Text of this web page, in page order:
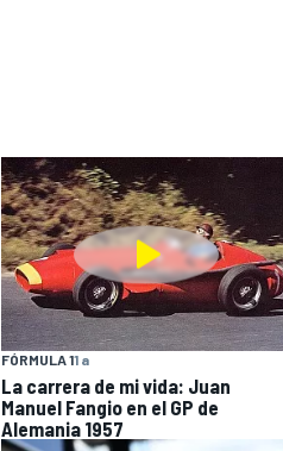
FÓRMULA 11 a
La carrera de mi vida: Juan
Manuel Fangio en el GP de
Alemania 1957